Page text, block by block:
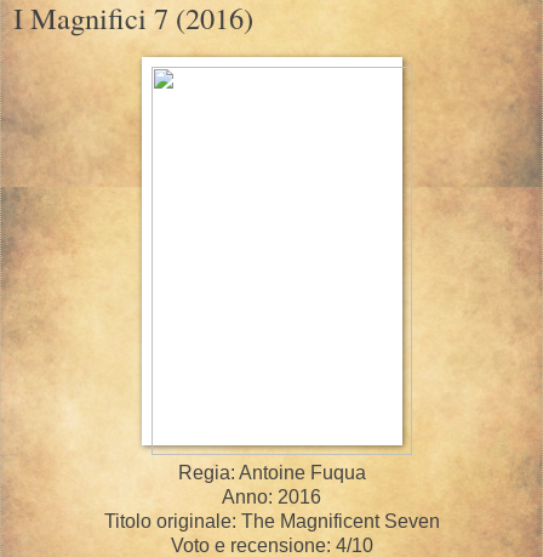
I Magnifici 7 (2016)
Regia: Antoine Fuqua
Anno: 2016
Titolo originale: The Magnificent Seven
Voto e recensione: 4/10